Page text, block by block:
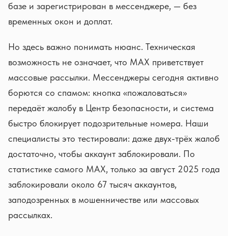
базе и зарегистрирован в мессенджере, — без
временных окон и доплат.
Но здесь важно понимать нюанс. Техническая
возможность не означает, что MAX приветствует
массовые рассылки. Мессенджеры сегодня активно
борются со спамом: кнопка «пожаловаться»
передаёт жалобу в Центр безопасности, и система
быстро блокирует подозрительные номера. Наши
специалисты это тестировали: даже двух-трёх жалоб
достаточно, чтобы аккаунт заблокировали. По
статистике самого MAX, только за август 2025 года
заблокировали около 67 тысяч аккаунтов,
заподозренных в мошенничестве или массовых
рассылках.